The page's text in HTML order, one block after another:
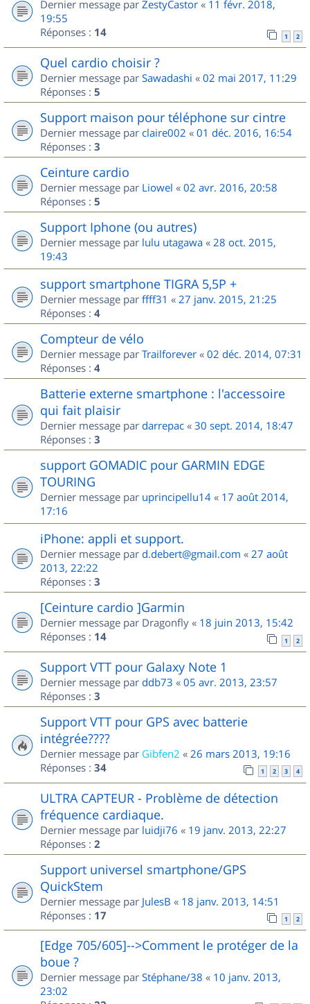
Dernier message par ZestyCastor « 11 févr. 2018,
19:55
Réponses : 14 1 2
Quel cardio choisir ?
Dernier message par Sawadashi « 02 mai 2017, 11:29
Réponses : 5
Support maison pour téléphone sur cintre
Dernier message par claire002 « 01 déc. 2016, 16:54
Réponses : 3
Ceinture cardio
Dernier message par Liowel « 02 avr. 2016, 20:58
Réponses : 5
Support Iphone (ou autres)
Dernier message par lulu utagawa « 28 oct. 2015,
19:43
support smartphone TIGRA 5,5P +
Dernier message par ffff31 « 27 janv. 2015, 21:25
Réponses : 4
Compteur de vélo
Dernier message par Trailforever « 02 déc. 2014, 07:31
Réponses : 4
Batterie externe smartphone : l'accessoire
qui fait plaisir
Dernier message par darrepac « 30 sept. 2014, 18:47
Réponses : 3
support GOMADIC pour GARMIN EDGE
TOURING
Dernier message par uprincipellu14 « 17 août 2014,
17:16
iPhone: appli et support.
Dernier message par d.debert@gmail.com « 27 août
2013, 22:22
Réponses : 3
[Ceinture cardio ]Garmin
Dernier message par Dragonfly « 18 juin 2013, 15:42
Réponses : 14 1 2
Support VTT pour Galaxy Note 1
Dernier message par ddb73 « 05 avr. 2013, 23:57
Réponses : 3
Support VTT pour GPS avec batterie
intégrée????
Dernier message par Gibfen2 « 26 mars 2013, 19:16
Réponses : 34 1 2 3 4
ULTRA CAPTEUR - Problème de détection
fréquence cardiaque.
Dernier message par luidji76 « 19 janv. 2013, 22:27
Réponses : 2
Support universel smartphone/GPS
QuickStem
Dernier message par JulesB « 18 janv. 2013, 14:51
Réponses : 17 1 2
[Edge 705/605]-->Comment le protéger de la
boue ?
Dernier message par Stéphane/38 « 10 janv. 2013,
23:02